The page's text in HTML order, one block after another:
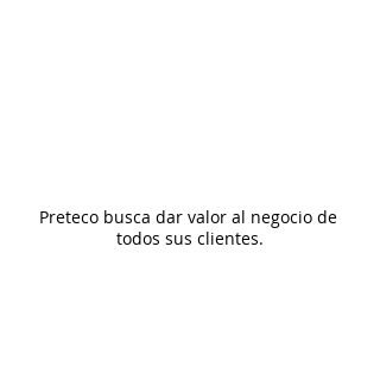
Preteco busca dar valor al negocio de
todos sus clientes.